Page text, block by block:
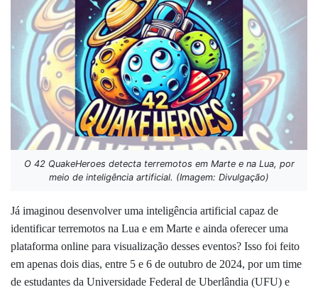
O 42 QuakeHeroes detecta terremotos em Marte e na Lua, por
meio de inteligência artificial. (Imagem: Divulgação)
Já imaginou desenvolver uma inteligência artificial capaz de
identificar terremotos na Lua e em Marte e ainda oferecer uma
plataforma online para visualização desses eventos? Isso foi feito
em apenas dois dias, entre 5 e 6 de outubro de 2024, por um time
de estudantes da Universidade Federal de Uberlândia (UFU) e